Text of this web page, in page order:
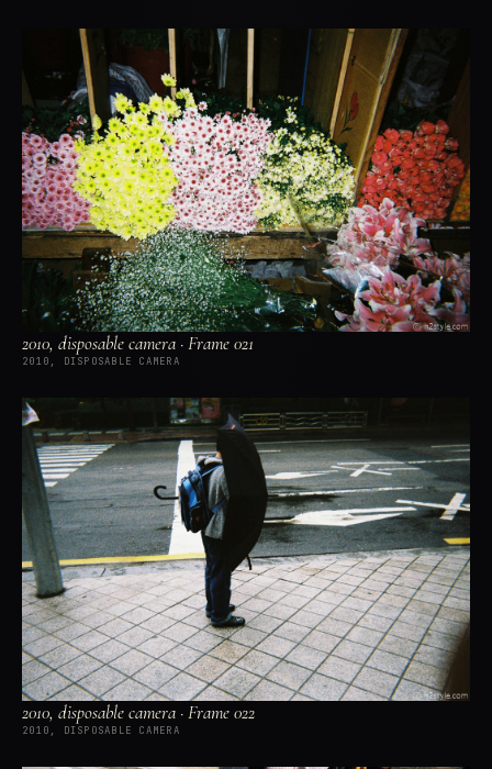
2010, disposable camera · Frame 021
2010, DISPOSABLE CAMERA
2010, disposable camera · Frame 022
2010, DISPOSABLE CAMERA